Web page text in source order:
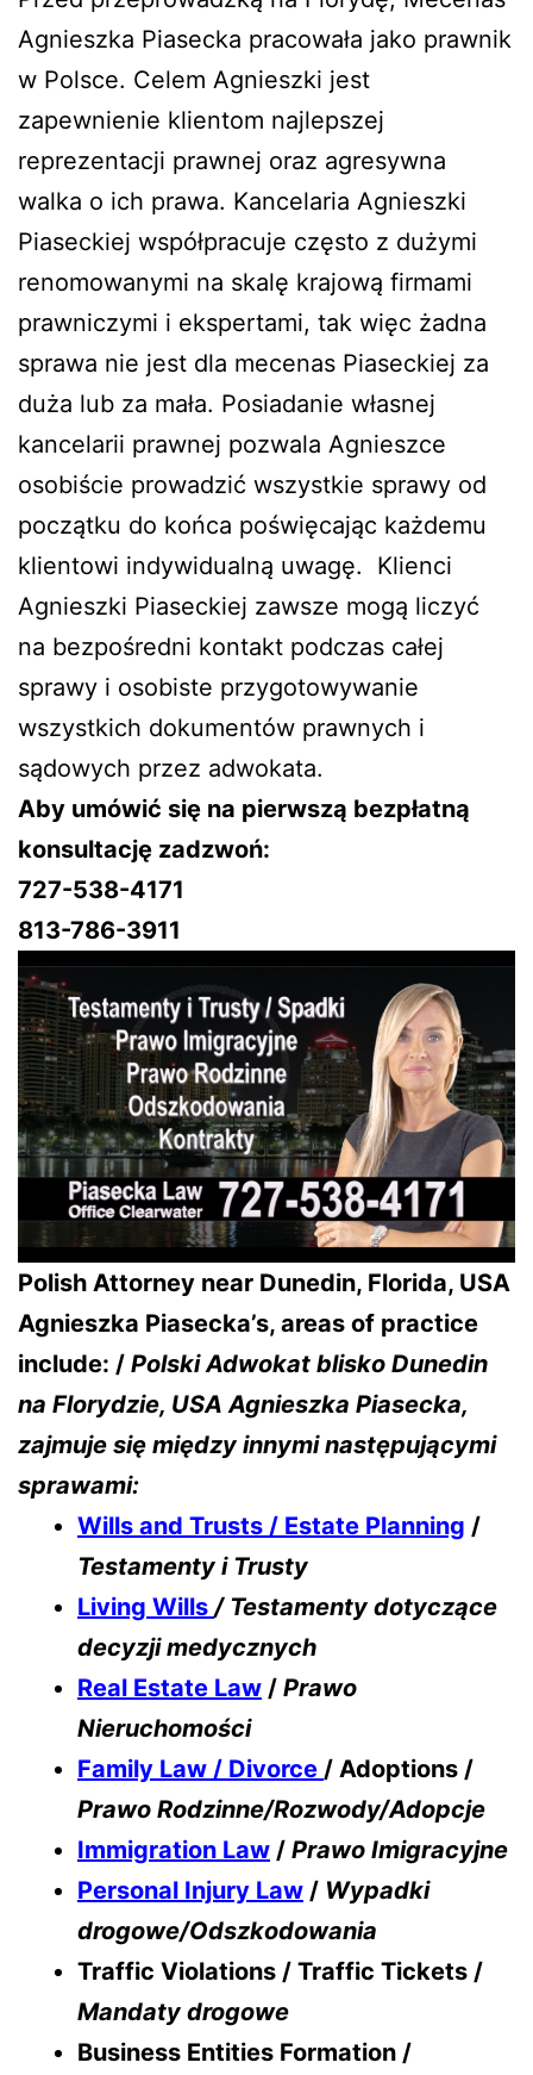
Agnieszka Piasecka pracowała jako prawnik
w Polsce. Celem Agnieszki jest
zapewnienie klientom najlepszej
reprezentacji prawnej oraz agresywna
walka o ich prawa. Kancelaria Agnieszki
Piaseckiej współpracuje często z dużymi
renomowanymi na skalę krajową firmami
prawniczymi i ekspertami, tak więc żadna
sprawa nie jest dla mecenas Piaseckiej za
duża lub za mała. Posiadanie własnej
kancelarii prawnej pozwala Agnieszce
osobiście prowadzić wszystkie sprawy od
początku do końca poświęcając każdemu
klientowi indywidualną uwagę. Klienci
Agnieszki Piaseckiej zawsze mogą liczyć
na bezpośredni kontakt podczas całej
sprawy i osobiste przygotowywanie
wszystkich dokumentów prawnych i
sądowych przez adwokata.
Aby umówić się na pierwszą bezpłatną
konsultację zadzwoń:
727-538-4171
813-786-3911
Polish Attorney near Dunedin, Florida, USA
Agnieszka Piasecka’s, areas of practice
include: / Polski Adwokat blisko Dunedin
na Florydzie, USA Agnieszka Piasecka,
zajmuje się między innymi następującymi
sprawami:
Wills and Trusts / Estate Planning /
Testamenty i Trusty
Living Wills / Testamenty dotyczące
decyzji medycznych
Real Estate Law / Prawo
Nieruchomości
Family Law / Divorce / Adoptions /
Prawo Rodzinne/Rozwody/Adopcje
Immigration Law / Prawo Imigracyjne
Personal Injury Law / Wypadki
drogowe/Odszkodowania
Traffic Violations / Traffic Tickets /
Mandaty drogowe
Business Entities Formation /